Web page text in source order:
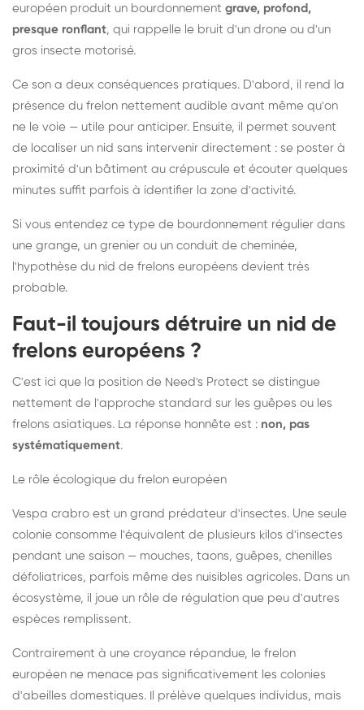
européen produit un bourdonnement grave, profond,
presque ronflant, qui rappelle le bruit d'un drone ou d'un
gros insecte motorisé.
Ce son a deux conséquences pratiques. D'abord, il rend la
présence du frelon nettement audible avant même qu'on
ne le voie — utile pour anticiper. Ensuite, il permet souvent
de localiser un nid sans intervenir directement : se poster à
proximité d'un bâtiment au crépuscule et écouter quelques
minutes suffit parfois à identifier la zone d'activité.
Si vous entendez ce type de bourdonnement régulier dans
une grange, un grenier ou un conduit de cheminée,
l'hypothèse du nid de frelons européens devient très
probable.
Faut-il toujours détruire un nid de
frelons européens ?
C'est ici que la position de Need's Protect se distingue
nettement de l'approche standard sur les guêpes ou les
frelons asiatiques. La réponse honnête est : non, pas
systématiquement.
Le rôle écologique du frelon européen
Vespa crabro est un grand prédateur d'insectes. Une seule
colonie consomme l'équivalent de plusieurs kilos d'insectes
pendant une saison — mouches, taons, guêpes, chenilles
défoliatrices, parfois même des nuisibles agricoles. Dans un
écosystème, il joue un rôle de régulation que peu d'autres
espèces remplissent.
Contrairement à une croyance répandue, le frelon
européen ne menace pas significativement les colonies
d'abeilles domestiques. Il prélève quelques individus, mais